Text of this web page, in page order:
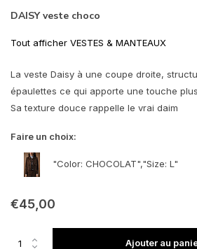
DAISY veste choco
Tout afficher VESTES & MANTEAUX
La veste Daisy à une coupe droite,
épaulettes ce qui apporte une touche
Sa texture douce rappelle le vrai daim
Faire un choix:
"Color: CHOCOLAT","Size: L"
€45,00
Ajouter au